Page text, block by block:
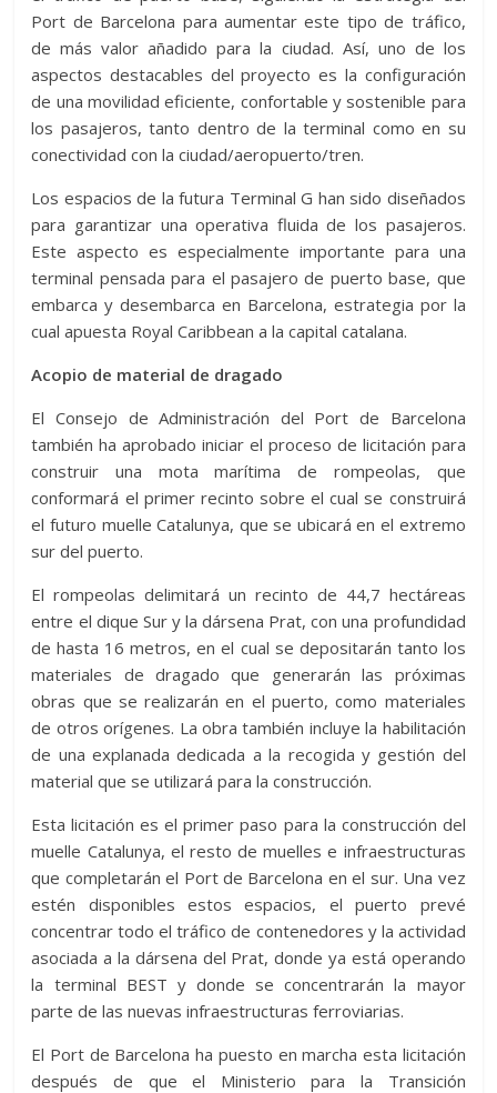
Port de Barcelona para aumentar este tipo de tráfico,
de más valor añadido para la ciudad. Así, uno de los
aspectos destacables del proyecto es la configuración
de una movilidad eficiente, confortable y sostenible para
los pasajeros, tanto dentro de la terminal como en su
conectividad con la ciudad/aeropuerto/tren.
Los espacios de la futura Terminal G han sido diseñados
para garantizar una operativa fluida de los pasajeros.
Este aspecto es especialmente importante para una
terminal pensada para el pasajero de puerto base, que
embarca y desembarca en Barcelona, estrategia por la
cual apuesta Royal Caribbean a la capital catalana.
Acopio de material de dragado
El Consejo de Administración del Port de Barcelona
también ha aprobado iniciar el proceso de licitación para
construir una mota marítima de rompeolas, que
conformará el primer recinto sobre el cual se construirá
el futuro muelle Catalunya, que se ubicará en el extremo
sur del puerto.
El rompeolas delimitará un recinto de 44,7 hectáreas
entre el dique Sur y la dársena Prat, con una profundidad
de hasta 16 metros, en el cual se depositarán tanto los
materiales de dragado que generarán las próximas
obras que se realizarán en el puerto, como materiales
de otros orígenes. La obra también incluye la habilitación
de una explanada dedicada a la recogida y gestión del
material que se utilizará para la construcción.
Esta licitación es el primer paso para la construcción del
muelle Catalunya, el resto de muelles e infraestructuras
que completarán el Port de Barcelona en el sur. Una vez
estén disponibles estos espacios, el puerto prevé
concentrar todo el tráfico de contenedores y la actividad
asociada a la dársena del Prat, donde ya está operando
la terminal BEST y donde se concentrarán la mayor
parte de las nuevas infraestructuras ferroviarias.
El Port de Barcelona ha puesto en marcha esta licitación
después de que el Ministerio para la Transición